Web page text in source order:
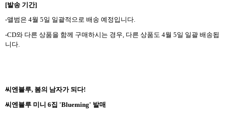
[발송 기간]
-앨범은 4월 5일 일괄적으로 배송 예정입니다.
-CD와 다른 상품을 함께 구매하시는 경우, 다른 상품도 4월 5일 일괄 배송됩
니다.
씨엔블루, 봄의 남자가 되다!
씨엔블루 미니 6집 'Blueming' 발매